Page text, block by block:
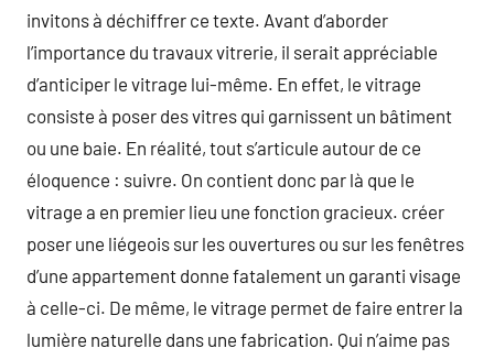
invitons à déchiffrer ce texte. Avant d’aborder
l’importance du travaux vitrerie, il serait appréciable
d’anticiper le vitrage lui-même. En effet, le vitrage
consiste à poser des vitres qui garnissent un bâtiment
ou une baie. En réalité, tout s’articule autour de ce
éloquence : suivre. On contient donc par là que le
vitrage a en premier lieu une fonction gracieux. créer
poser une liégeois sur les ouvertures ou sur les fenêtres
d’une appartement donne fatalement un garanti visage
à celle-ci. De même, le vitrage permet de faire entrer la
lumière naturelle dans une fabrication. Qui n’aime pas